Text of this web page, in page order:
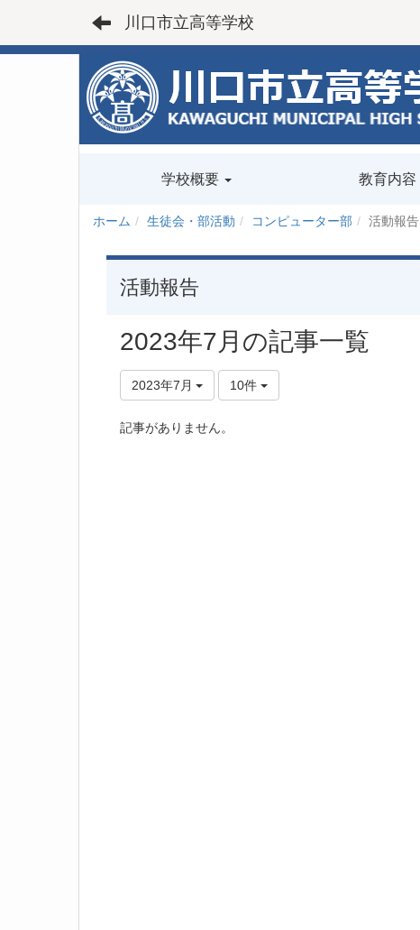
川口市立高等学校
学校概要 教育内容
ホーム 生徒会・部活動 コンピューター部 活動報告
活動報告
2023年7月の記事一覧
2023年7月 10件
記事がありません。